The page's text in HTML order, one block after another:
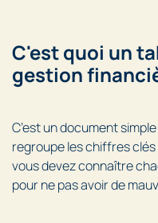
C'est quoi un
gestion
C’est un document
regroupe les chiffres
vous devez connaître
pour ne pas avoir de